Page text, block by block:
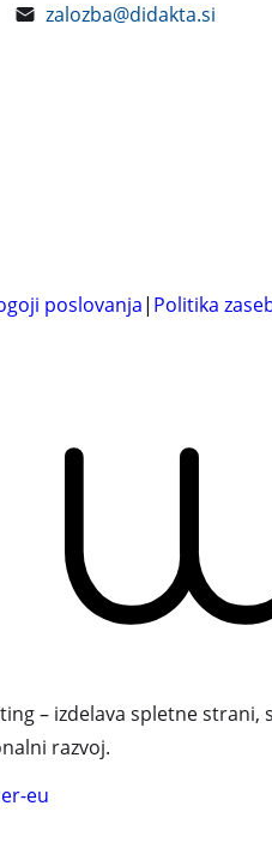
zalozba@didakta.si
poslovanja| Politika
– izdelava spletne
razvoj.